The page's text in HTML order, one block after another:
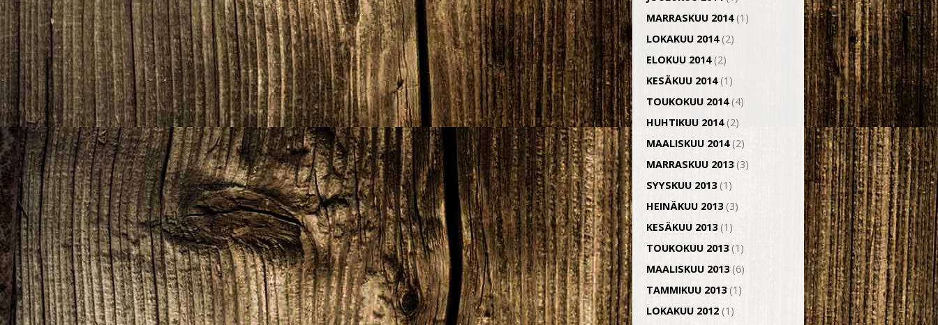
MARRASKUU 2014(1)
LOKAKUU 2014(2)
ELOKUU 2014(2)
KESÄKUU 2014(1)
TOUKOKUU 2014(4)
HUHTIKUU 2014(2)
MAALISKUU 2014(2)
MARRASKUU 2013(3)
SYYSKUU 2013(1)
HEINÄKUU 2013(3)
KESÄKUU 2013(1)
TOUKOKUU 2013(1)
MAALISKUU 2013(6)
TAMMIKUU 2013(1)
LOKAKUU 2012 (1)